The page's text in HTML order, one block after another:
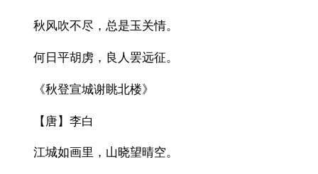
秋风吹不尽，总是玉关情。
何日平胡虏，良人罢远征。
《秋登宣城谢眺北楼》
【唐】李白
江城如画里，山晓望晴空。